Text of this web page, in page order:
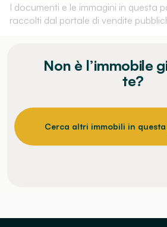
I documenti e le immagini in questa
raccolti dal portale di vendite
Non è l’immobile
te?
Cerca altri immobili in